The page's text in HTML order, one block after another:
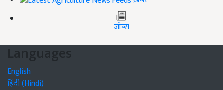
जॉब्स
Languages
English
हिंदी (Hindi)